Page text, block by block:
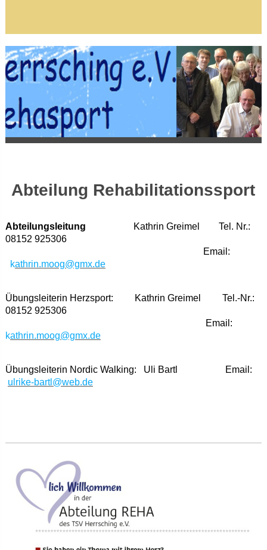
Abteilung Rehabilitationssport
Abteilungsleitung Kathrin Greimel Tel. Nr.:
08152 925306
Email:
kathrin.moog@gmx.de
Übungsleiterin Herzsport: Kathrin Greimel Tel.-Nr.:
08152 925306
Email:
kathrin.moog@gmx.de
Übungsleiterin Nordic Walking: Uli Bartl Email:
ulrike-bartl@web.de